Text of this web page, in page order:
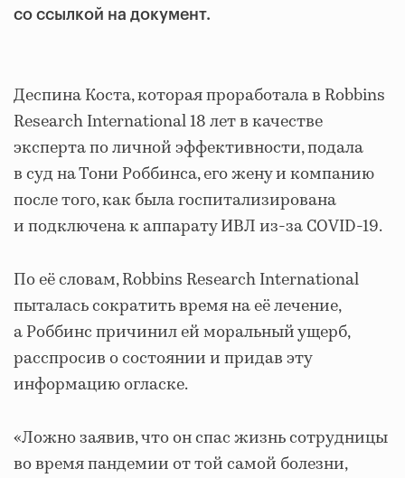
со ссылкой на документ.
Деспина Коста, которая проработала в Robbins
Research International 18 лет в качестве
эксперта по личной эффективности, подала
в суд на Тони Роббинса, его жену и компанию
после того, как была госпитализирована
и подключена к аппарату ИВЛ из-за COVID-19.
По её словам, Robbins Research International
пыталась сократить время на её лечение,
а Роббинс причинил ей моральный ущерб,
расспросив о состоянии и придав эту
информацию огласке.
«Ложно заявив, что он спас жизнь сотрудницы
во время пандемии от той самой болезни,